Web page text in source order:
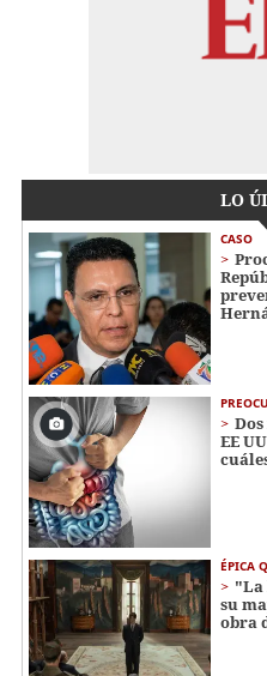
LO
CASO
EE
ÉPICA
"La
su
obra